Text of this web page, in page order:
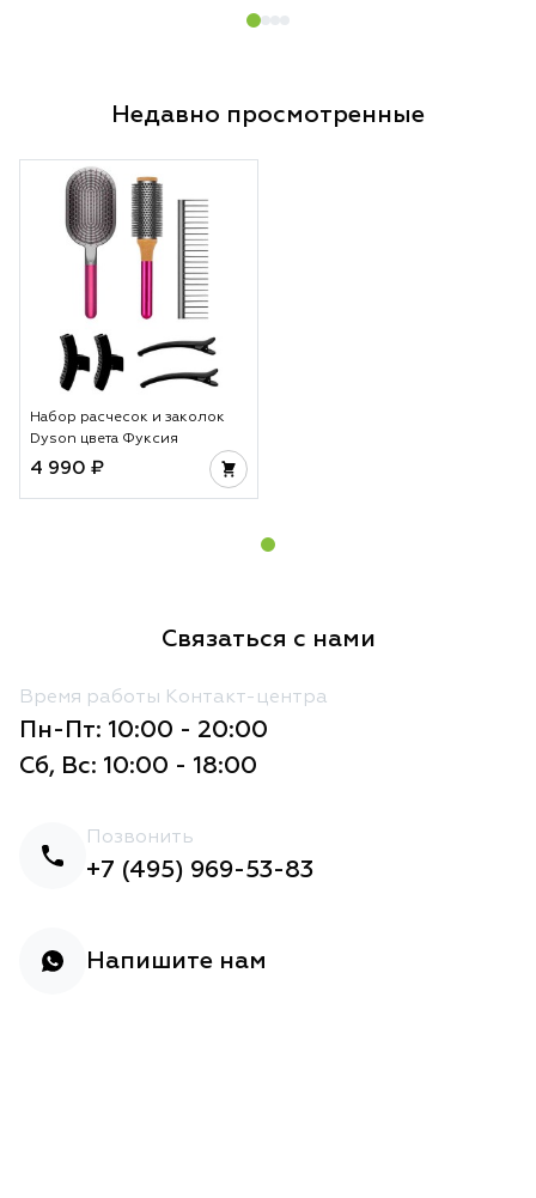
Недавно просмотренные
Набор расчесок и заколок
Dyson цвета Фуксия
4 990 ₽
Связаться с нами
Время работы Контакт-центра
Пн-Пт: 10:00 - 20:00
Сб, Вс: 10:00 - 18:00
Позвонить
+7 (495) 969-53-83
Напишите нам